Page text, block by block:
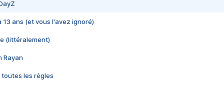
13 ans (et vous l'avez ignoré)
(littéralement)
Rayan
toutes les règles